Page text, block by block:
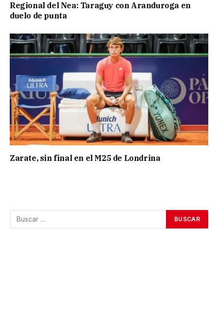
Regional del Nea: Taraguy con Aranduroga en
duelo de punta
Zarate, sin final en el M25 de Londrina